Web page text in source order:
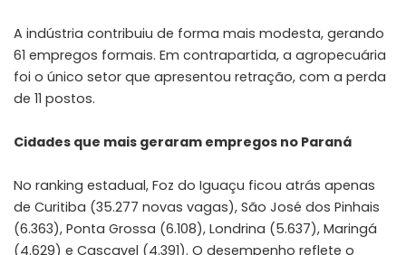
A indústria contribuiu de forma mais modesta, gerando
61 empregos formais. Em contrapartida, a agropecuária
foi o único setor que apresentou retração, com a perda
de 11 postos.
Cidades que mais geraram empregos no Paraná
No ranking estadual, Foz do Iguaçu ficou atrás apenas
de Curitiba (35.277 novas vagas), São José dos Pinhais
(6.363), Ponta Grossa (6.108), Londrina (5.637), Maringá
(4.629) e Cascavel (4.391). O desempenho reflete o